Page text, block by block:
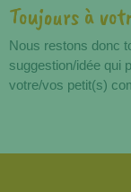
Toujours à
Nous restons donc
suggestion/idée qui
votre/vos petit(s)